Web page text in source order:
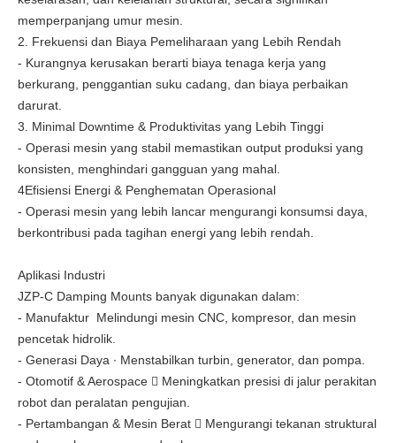
memperpanjang umur mesin.
2. Frekuensi dan Biaya Pemeliharaan yang Lebih Rendah
- Kurangnya kerusakan berarti biaya tenaga kerja yang
berkurang, penggantian suku cadang, dan biaya perbaikan
darurat.
3. Minimal Downtime & Produktivitas yang Lebih Tinggi
- Operasi mesin yang stabil memastikan output produksi yang
konsisten, menghindari gangguan yang mahal.
4Efisiensi Energi & Penghematan Operasional
- Operasi mesin yang lebih lancar mengurangi konsumsi daya,
berkontribusi pada tagihan energi yang lebih rendah.
Aplikasi Industri
JZP-C Damping Mounts banyak digunakan dalam:
- Manufaktur ️ Melindungi mesin CNC, kompresor, dan mesin
pencetak hidrolik.
- Generasi Daya ∙ Menstabilkan turbin, generator, dan pompa.
- Otomotif & Aerospace  Meningkatkan presisi di jalur perakitan
robot dan peralatan pengujian.
- Pertambangan & Mesin Berat  Mengurangi tekanan struktural